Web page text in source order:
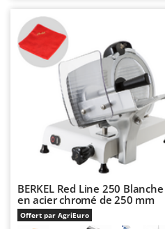
NuAir
NuovaFac
Officine Savioli
Oliviero
Olix
OMA
Ompagrill
Ooni
BERKEL Red Line 250
en acier chromé de 250 mm
Offert par AgriEuro